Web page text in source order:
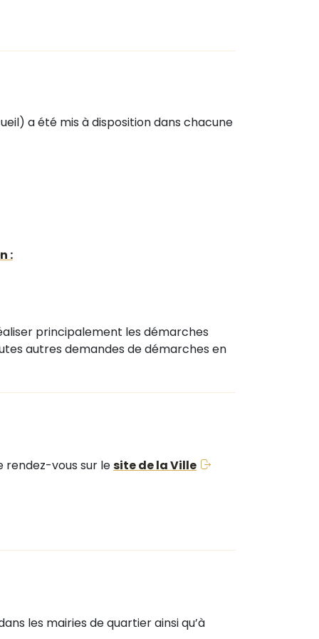
a été mis à disposition dans chacune
:
principalement les démarches
autres demandes de démarches en
rendez-vous sur lesite de la Ville
les mairies de quartier ainsi qu’à